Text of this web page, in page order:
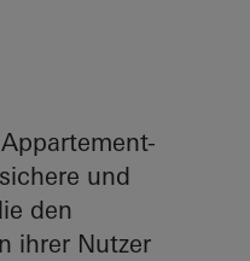
und
den
ihrer Nutzer